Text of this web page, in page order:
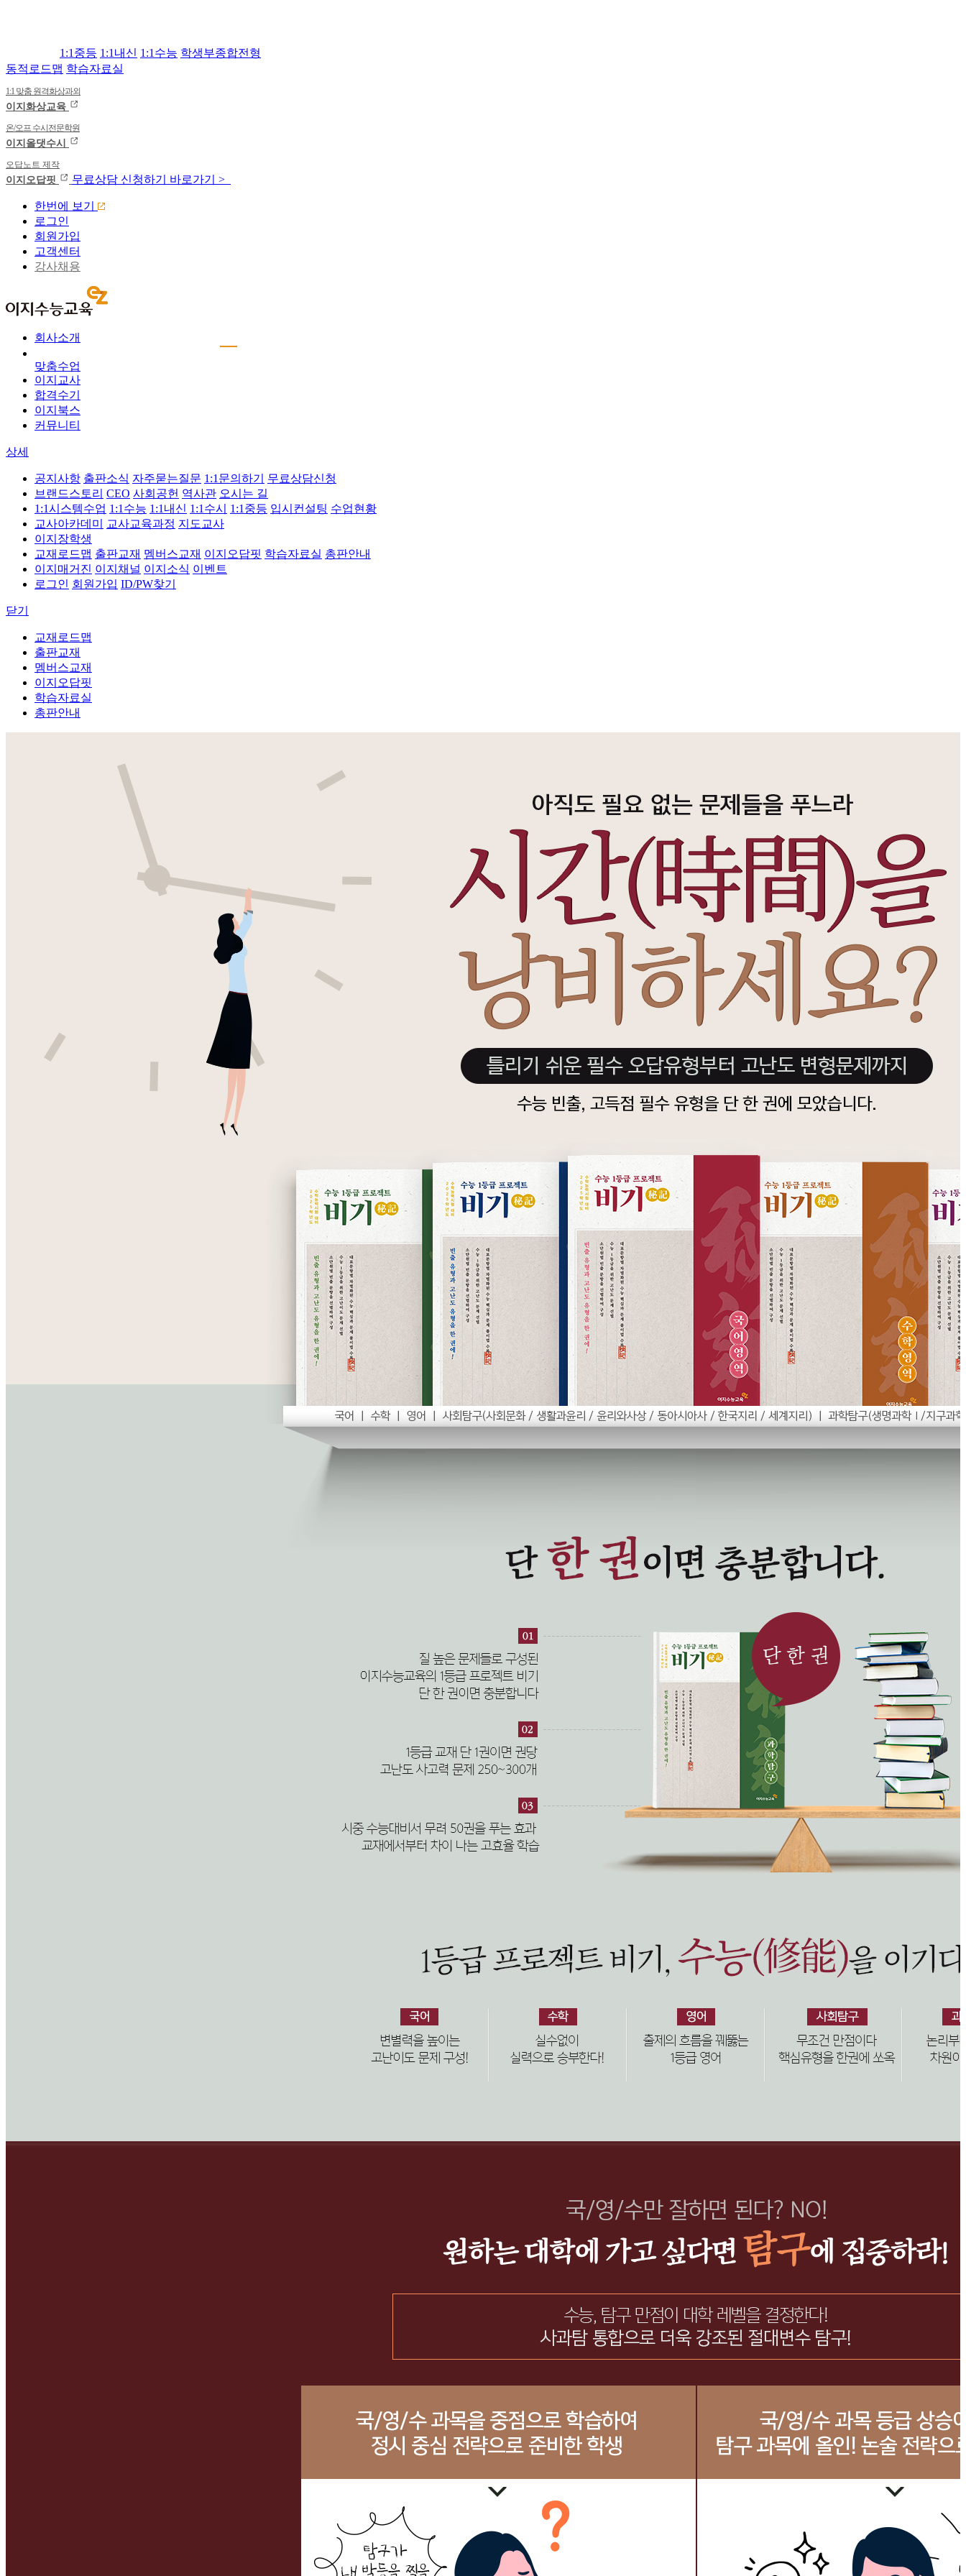
1:1중등 1:1내신 1:1수능 학생부종합전형
동적로드맵 학습자료실
1:1 맞춤 원격화상과외
이지화상교육
온/오프 수시전문학원
이지올댓수시
오답노트 제작
이지오답핏 무료상담 신청하기 바로가기 >
한번에 보기
로그인
회원가입
고객센터
강사채용
회사소개
맞춤수업
이지교사
합격수기
이지북스
커뮤니티
상세
공지사항 출판소식 자주묻는질문 1:1문의하기
무료상담신청
브랜드스토리 CEO 사회공헌 역사관 오시는 길
1:1시스템수업 1:1수능 1:1내신 1:1수시 1:1중등 입시컨설팅 수업현황
교사아카데미
교사교육과정 지도교사
이지장학생
교재로드맵 출판교재 멤버스교재 이지오답핏 학습자료실 총판안내
이지매거진 이지채널 이지소식 이벤트
로그인 회원가입 ID/PW찾기
닫기
교재로드맵
출판교재
멤버스교재
이지오답핏
학습자료실
총판안내